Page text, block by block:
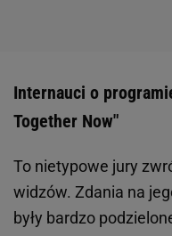
Internauci o
Together Now"
To nietypowe jury
widzów. Zdania na
były bardzo